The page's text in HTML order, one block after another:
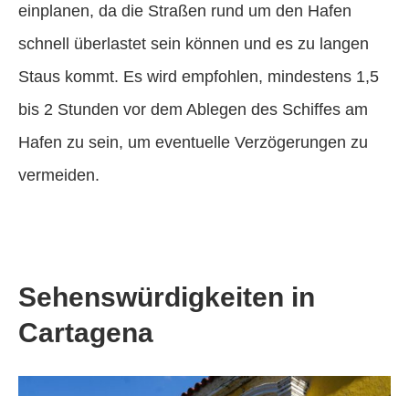
einplanen, da die Straßen rund um den Hafen
schnell überlastet sein können und es zu langen
Staus kommt. Es wird empfohlen, mindestens 1,5
bis 2 Stunden vor dem Ablegen des Schiffes am
Hafen zu sein, um eventuelle Verzögerungen zu
vermeiden.
Sehenswürdigkeiten in
Cartagena